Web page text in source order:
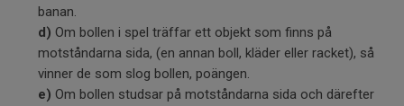
banan.
d) Om bollen i spel träffar ett objekt som finns på
motståndarna sida, (en annan boll, kläder eller racket), så
vinner de som slog bollen, poängen.
e) Om bollen studsar på motståndarna sida och därefter